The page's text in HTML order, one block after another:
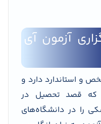
آزمون آی
و استاندارد دارد و
که قصد تحصیل در
را در دانشگاه‌های